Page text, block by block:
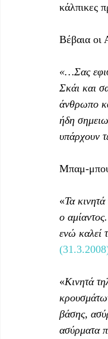
κάλπικες
Βέβαια οι
«…Σας
Σκάι και
άνθρωπο
ήδη
υπάρχουν
Μπαμ-
«Τα
ο
ενώ καλεί
«Κινητά
βάσης,
ασύρματα